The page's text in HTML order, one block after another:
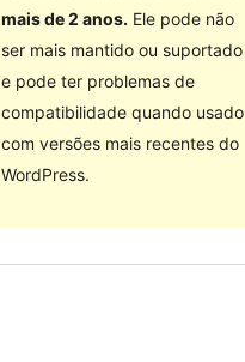
mais de 2 anos. Ele pode não
ser mais mantido ou suportado
e pode ter problemas de
compatibilidade quando usado
com versões mais recentes do
WordPress.